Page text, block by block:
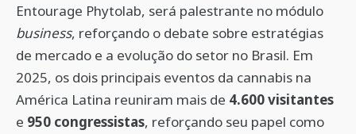
Entourage Phytolab, será palestrante no módulo
business, reforçando o debate sobre estratégias
de mercado e a evolução do setor no Brasil. Em
2025, os dois principais eventos da cannabis na
América Latina reuniram mais de 4.600 visitantes
e 950 congressistas, reforçando seu papel como